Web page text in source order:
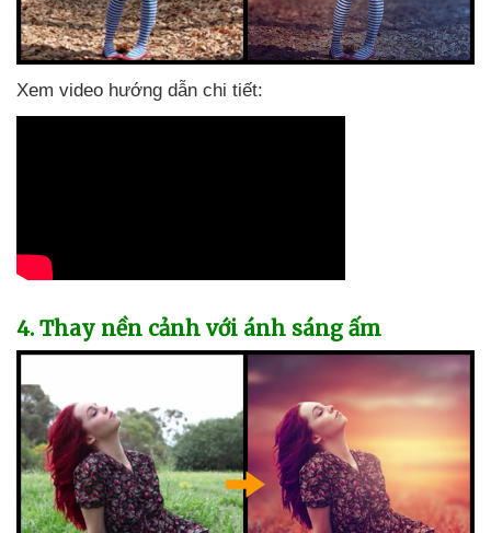
Xem video hướng dẫn chi tiết:
4. Thay nền cảnh với ánh sáng ấm